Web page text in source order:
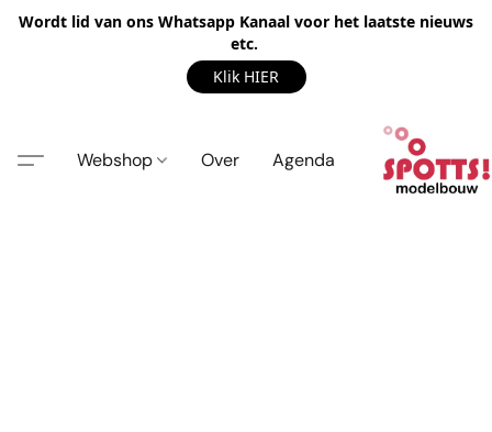
Wordt lid van ons Whatsapp Kanaal voor het laatste nieuws
etc.
Klik HIER
Webshop Over Agenda